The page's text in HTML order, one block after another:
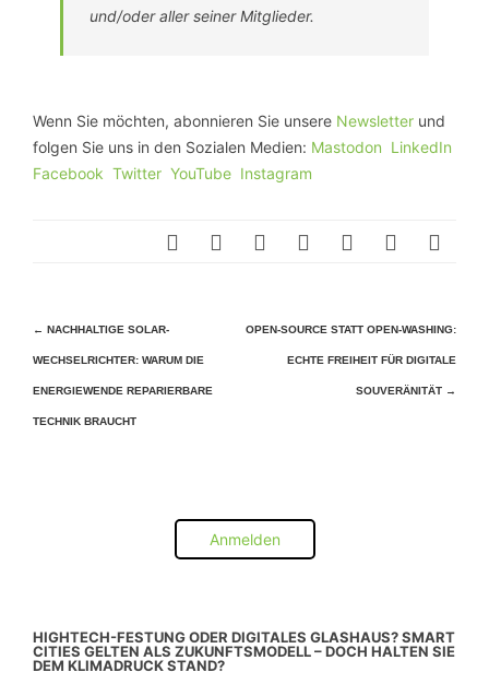
und/oder aller seiner Mitglieder.
Wenn Sie möchten, abonnieren Sie unsere Newsletter und
folgen Sie uns in den Sozialen Medien: Mastodon LinkedIn
Facebook Twitter YouTube Instagram
Beitragsnavigation
← NACHHALTIGE SOLAR-
WECHSELRICHTER: WARUM DIE
ENERGIEWENDE REPARIERBARE
TECHNIK BRAUCHT
OPEN-SOURCE STATT OPEN-WASHING:
ECHTE FREIHEIT FÜR DIGITALE
SOUVERÄNITÄT →
Anmelden
HIGHTECH-FESTUNG ODER DIGITALES GLASHAUS? SMART
CITIES GELTEN ALS ZUKUNFTSMODELL – DOCH HALTEN SIE
DEM KLIMADRUCK STAND?